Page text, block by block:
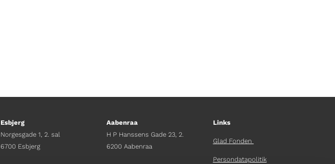
Esbjerg
Norgesgade 1, 2. sal
6700 Esbjerg
Aabenraa
H P Hanssens Gade 23, 2.
6200 Aabenraa
Links
Glad Fonden
Persondatapolitik